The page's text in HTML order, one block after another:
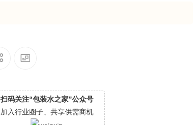
扫码关注“包装水之家”公众号
加入行业圈子、共享供需商机